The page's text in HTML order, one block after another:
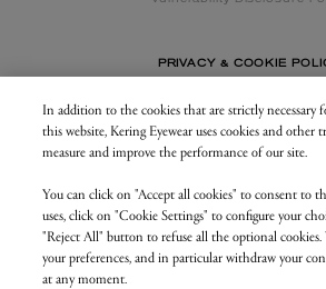
PRIVACY & COOKIE
CONTACT US
BUSINESS AREA
my.keringeyewear.com
In addition to the cookies that are strictly necessary
this website, Kering Eyewear uses cookies and other
measure and improve the performance of our site.
You can click on "Accept all cookies" to consent to
uses, click on "Cookie Settings" to configure your
"Reject All" button to refuse all the optional cookies.
your preferences, and in particular withdraw your
at any moment.